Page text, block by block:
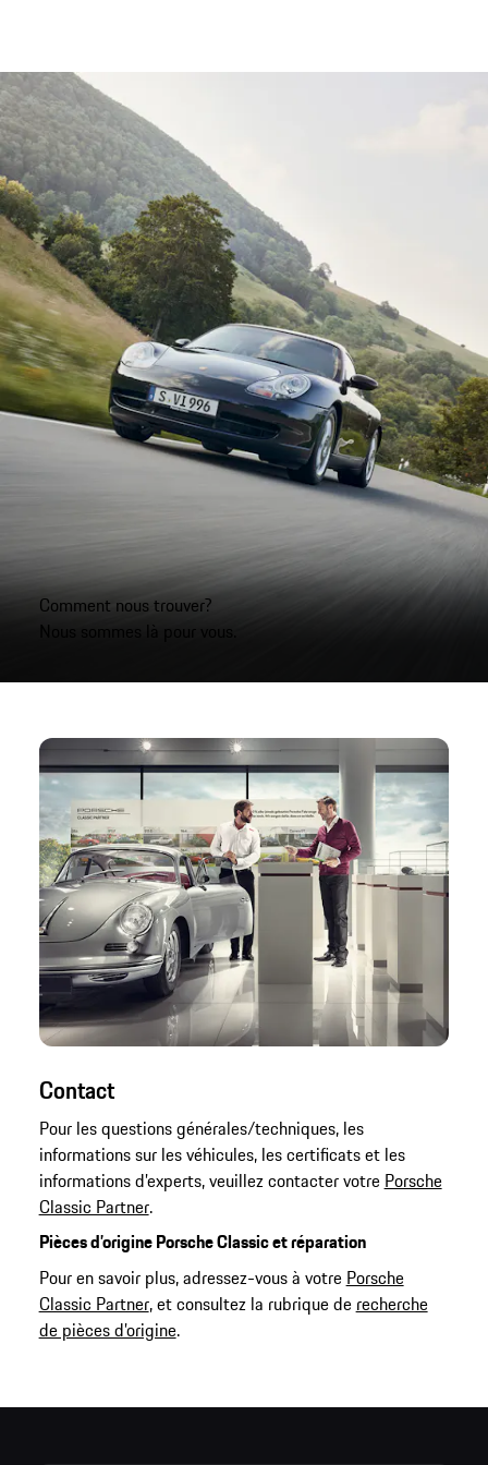
Comment nous trouver?
Nous sommes là pour vous.
Contact
Pour les questions générales/techniques, les
informations sur les véhicules, les certificats et les
informations d’experts, veuillez contacter votre Porsche
Classic Partner.
Pièces d’origine Porsche Classic et réparation
Pour en savoir plus, adressez-vous à votre Porsche
Classic Partner, et consultez la rubrique de recherche
de pièces d’origine.